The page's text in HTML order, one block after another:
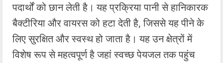
पदार्थों को छान लेती है। यह प्रक्रिया पानी से हानिकारक
बैक्टीरिया और वायरस को हटा देती है, जिससे यह पीने के
लिए सुरक्षित और स्वस्थ हो जाता है। यह उन क्षेत्रों में
विशेष रूप से महत्वपूर्ण है जहां स्वच्छ पेयजल तक पहुंच